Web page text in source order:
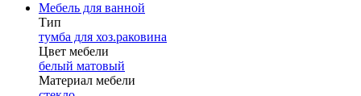
Мебель для ванной
Тип
тумба для хоз.раковина
Цвет мебели
белый матовый
Материал мебели